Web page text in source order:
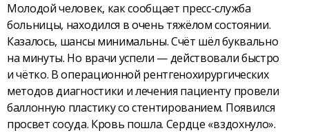
Молодой человек, как сообщает пресс-служба
больницы, находился в очень тяжёлом состоянии.
Казалось, шансы минимальны. Счёт шёл буквально
на минуты. Но врачи успели — действовали быстро
и чётко. В операционной рентгенохирургических
методов диагностики и лечения пациенту провели
баллонную пластику со стентированием. Появился
просвет сосуда. Кровь пошла. Сердце «вздохнуло».